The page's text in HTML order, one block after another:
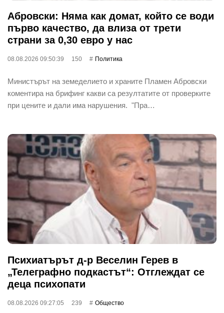
Абровски: Няма как домат, който се води
първо качество, да влиза от трети
страни за 0,30 евро у нас
08.08.2026 09:50:39 150 Политика
Министърът на земеделието и храните Пламен Абровски
коментира на брифинг какви са резултатите от проверките
при цените и дали има нарушения. "Пра…
Психиатърът д-р Веселин Герев в
„Телеграфно подкастът“: Отглеждат се
деца психопати
08.08.2026 09:27:05 239 Общество